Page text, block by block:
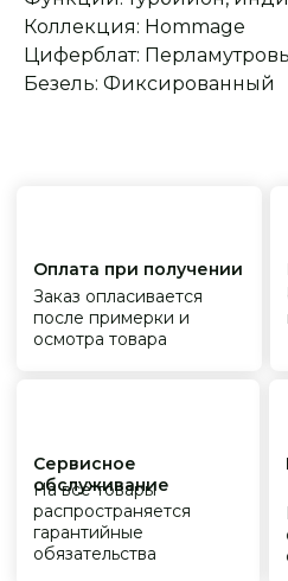
Коллекция: Hommage
Циферблат:
Безель: Фиксированный